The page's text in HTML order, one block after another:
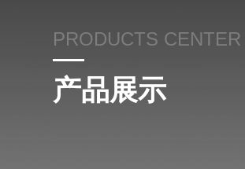
PRODUCTS CENTER
产品展示